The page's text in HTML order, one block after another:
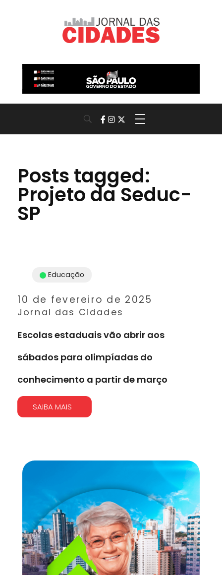
Posts tagged:
Projeto da Seduc-
SP
10 de fevereiro de 2025
Jornal das Cidades
Educação
Escolas estaduais vão abrir aos
sábados para olimpíadas do
conhecimento a partir de março
SAIBA MAIS